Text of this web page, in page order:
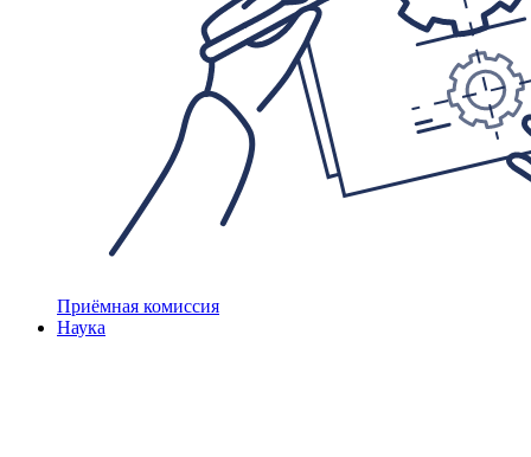
Приёмная комиссия
Наука